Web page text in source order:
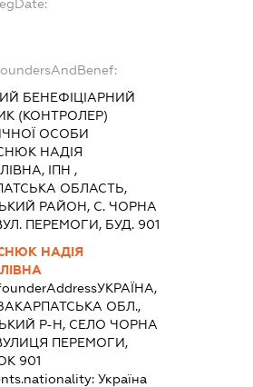
БЕНЕФІЦІАРНИЙ
(КОНТРОЛЕР)
ОСОБИ
НАДІЯ
ІПН ,
ОБЛАСТЬ,
РАЙОН, С. ЧОРНА
ПЕРЕМОГИ, БУД. 901
НАДІЯ
УКРАЇНА,
ОБЛ.,
Р-Н, СЕЛО ЧОРНА
ПЕРЕМОГИ,
901
Україна